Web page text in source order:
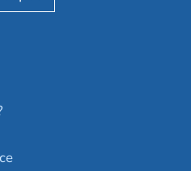
Villa Médicis